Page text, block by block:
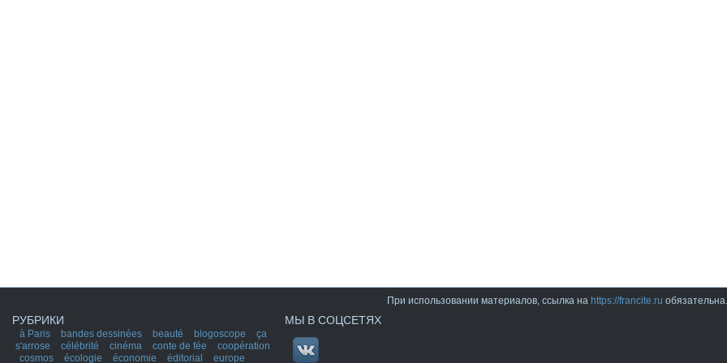
При использовании материалов, ссылка на https://francite.ru обязательна.
РУБРИКИ
à Paris bandes dessinées beauté blogoscope
ça
s'arrose
célébrité cinéma conte de fée
coopération
cosmos
écologie économie éditorial europe
МЫ В СОЦСЕТЯХ